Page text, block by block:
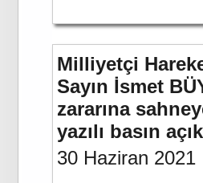
Milliyetçi
Sayın İsmet
zararına
yazılı basın
30 Haziran 2021